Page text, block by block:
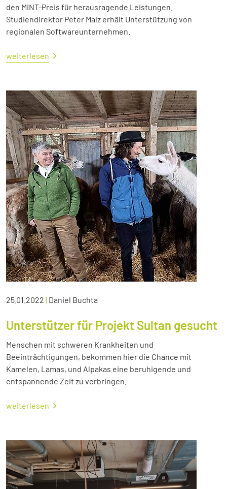
den MINT-Preis für herausragende Leistungen.
Studiendirektor Peter Malz erhält Unterstützung von
regionalen Softwareunternehmen.
weiterlesen
25.01.2022 | Daniel Buchta
Unterstützer für Projekt Sultan gesucht
Menschen mit schweren Krankheiten und
Beeinträchtigungen, bekommen hier die Chance mit
Kamelen, Lamas, und Alpakas eine beruhigende und
entspannende Zeit zu verbringen.
weiterlesen